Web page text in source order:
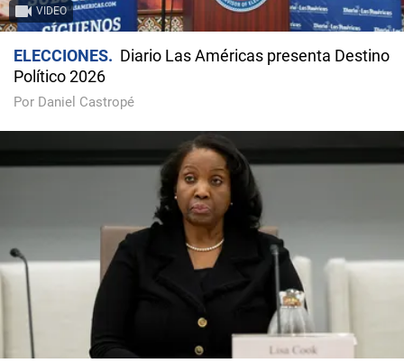
VIDEO
ELECCIONES
Diario Las Américas presenta Destino
Político 2026
Por Daniel Castropé